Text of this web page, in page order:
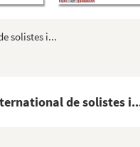
solistes i...
de solistes